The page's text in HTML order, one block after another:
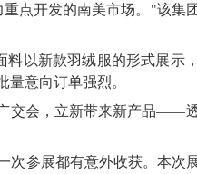
点开发的南美市场。"该集
以新款羽绒服的形式展示
意向订单强烈。
交会，立新带来新产品——
参展都有意外收获。本次